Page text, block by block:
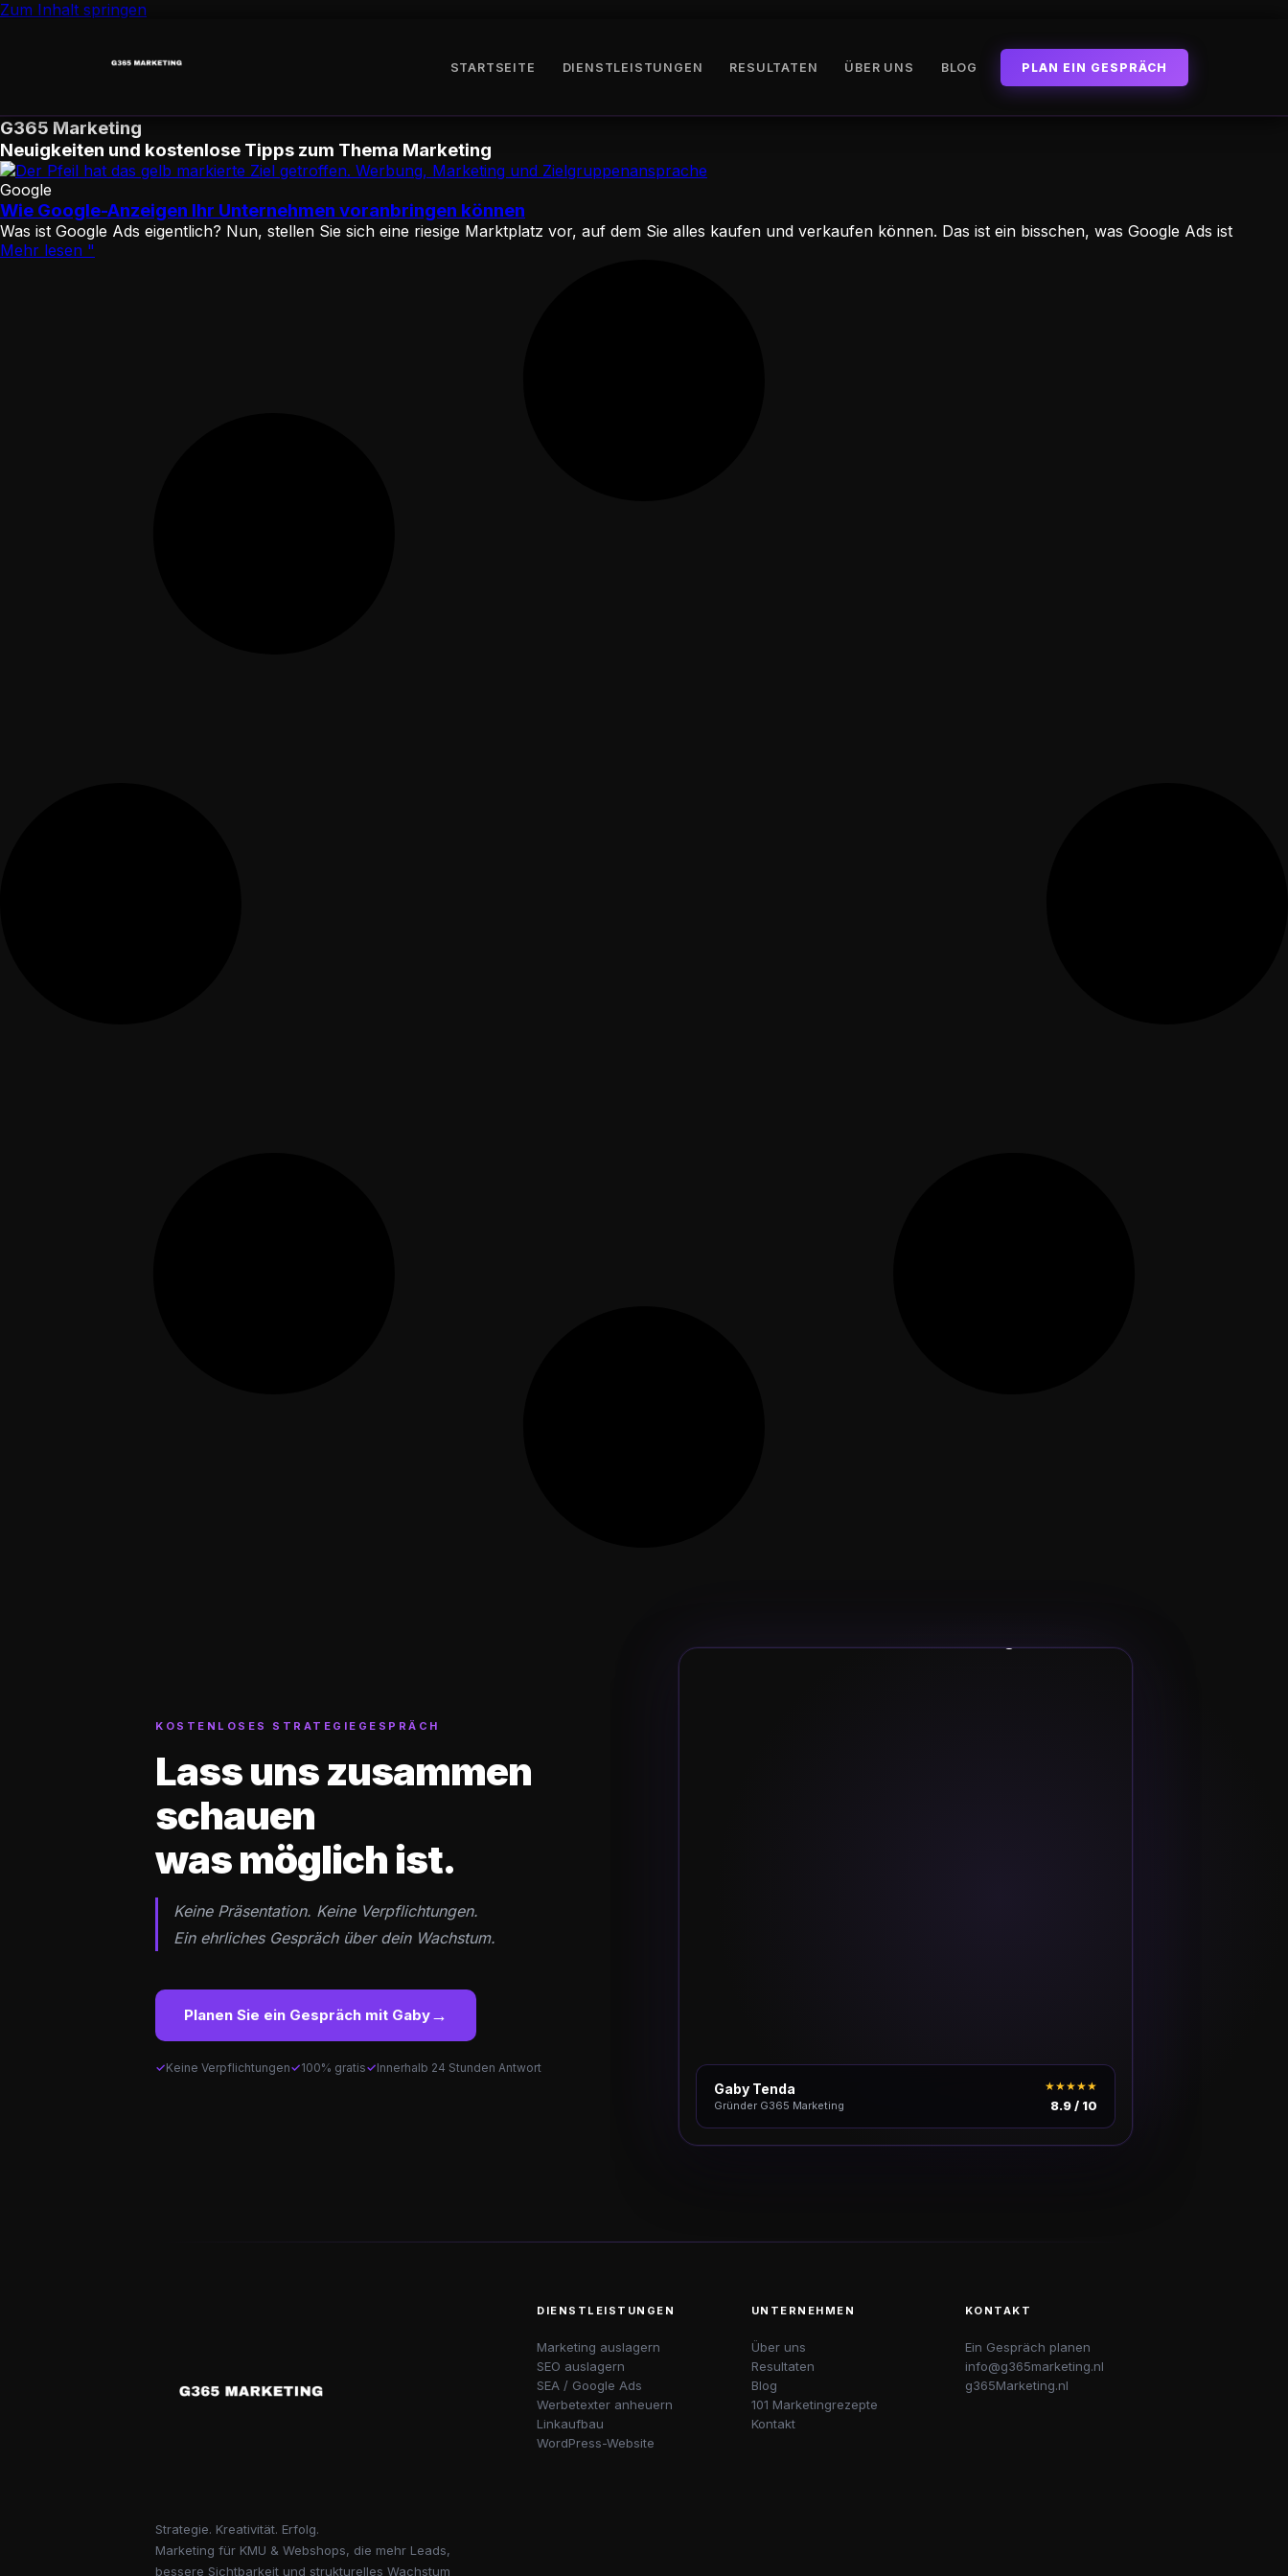
Zum Inhalt springen
STARTSEITE DIENSTLEISTUNGEN RESULTATEN ÜBER UNS BLOG PLAN EIN GESPRÄCH
G365 Marketing
Neuigkeiten und kostenlose Tipps zum Thema Marketing
Google
Wie Google-Anzeigen Ihr Unternehmen voranbringen können
Was ist Google Ads eigentlich? Nun, stellen Sie sich eine riesige Marktplatz vor, auf dem Sie alles kaufen und verkaufen können. Das ist ein bisschen, was Google Ads ist
Mehr lesen "
KOSTENLOSES STRATEGIEGESPRÄCH
Lass uns zusammen
schauen
was möglich ist.
Keine Präsentation. Keine Verpflichtungen.
Ein ehrliches Gespräch über dein Wachstum.
Planen Sie ein Gespräch mit Gaby→
Keine Verpflichtungen 100% gratis Innerhalb 24 Stunden Antwort
Gaby Tenda
Gründer G365 Marketing
★★★★★
8.9 / 10
Strategie. Kreativität. Erfolg.
Marketing für KMU & Webshops, die mehr Leads,
bessere Sichtbarkeit und strukturelles Wachstum
DIENSTLEISTUNGEN
Marketing auslagern
SEO auslagern
SEA / Google Ads
Werbetexter anheuern
Linkaufbau
WordPress-Website
UNTERNEHMEN
Über uns
Resultaten
Blog
101 Marketingrezepte
Kontakt
KONTAKT
Ein Gespräch planen
info@g365marketing.nl
g365Marketing.nl